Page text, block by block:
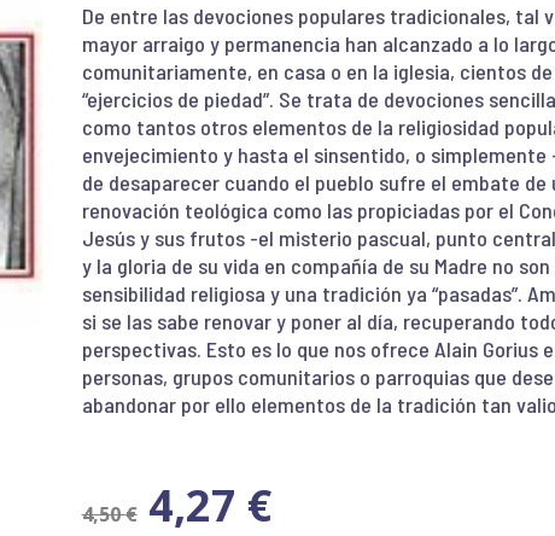
De entre las devociones populares tradicionales, tal
mayor arraigo y permanencia han alcanzado a lo
comunitariamente, en casa o en la iglesia, cientos
“ejercicios de piedad”. Se trata de devociones
como tantos otros elementos de la religiosidad
envejecimiento y hasta el sinsentido, o
de desaparecer cuando el pueblo sufre el embate
renovación teológica como las propiciadas por el
Jesús y sus frutos -el misterio pascual, punto
y la gloria de su vida en compañía de su Madre no
sensibilidad religiosa y una tradición ya “pasadas”.
si se las sabe renovar y poner al día, recuperando
perspectivas. Esto es lo que nos ofrece Alain Gorius
personas, grupos comunitarios o parroquias que
abandonar por ello elementos de la tradición tan
4,50€ 4,27 €